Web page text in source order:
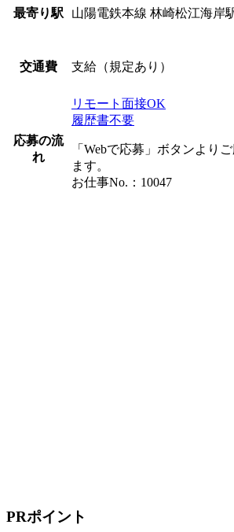
最寄り駅 山陽電鉄本線 林崎松江海岸
交通費 支給（規定あり）
応募の流
れ
リモート面接OK
履歴書不要
「Webで応募」ボタンより
ます。
お仕事No.：10047
PRポイント